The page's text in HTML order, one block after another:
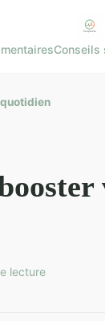
Conseils
lecture